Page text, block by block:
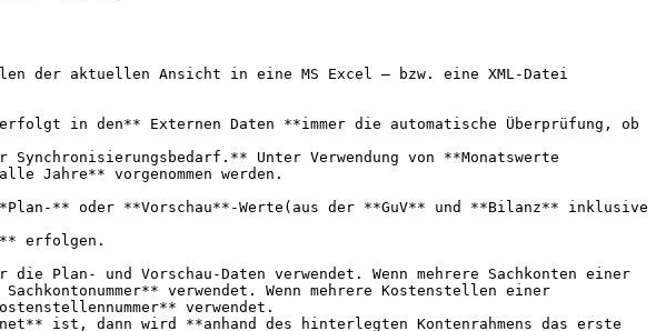
Jahre** vorgenommen werden.
verwendet. Wenn mehrere Kostenstellen einer
verwendet.